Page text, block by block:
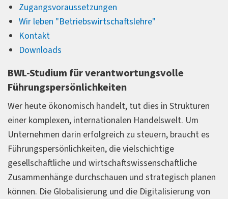
Zugangsvoraussetzungen
Wir leben "Betriebswirtschaftslehre"
Kontakt
Downloads
BWL-Studium für verantwortungsvolle
Führungspersönlichkeiten
Wer heute ökonomisch handelt, tut dies in Strukturen
einer komplexen, internationalen Handelswelt. Um
Unternehmen darin erfolgreich zu steuern, braucht es
Führungspersönlichkeiten, die vielschichtige
gesellschaftliche und wirtschaftswissenschaftliche
Zusammenhänge durchschauen und strategisch planen
können. Die Globalisierung und die Digitalisierung von